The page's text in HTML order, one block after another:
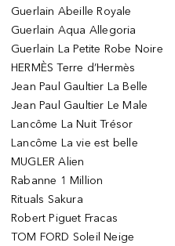
Guerlain Abeille Royale
Guerlain Aqua Allegoria
Guerlain La Petite Robe Noire
HERMÈS Terre d’Hermès
Jean Paul Gaultier La Belle
Jean Paul Gaultier Le Male
Lancôme La Nuit Trésor
Lancôme La vie est belle
MUGLER Alien
Rabanne 1 Million
Rituals Sakura
Robert Piguet Fracas
TOM FORD Soleil Neige